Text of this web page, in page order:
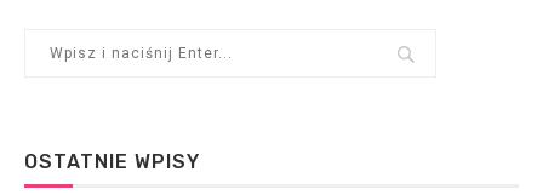
OSTATNIE WPISY